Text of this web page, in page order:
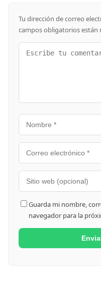
Tu dirección de correo
campos obligatorios están
Guarda mi nombre,
navegador para la